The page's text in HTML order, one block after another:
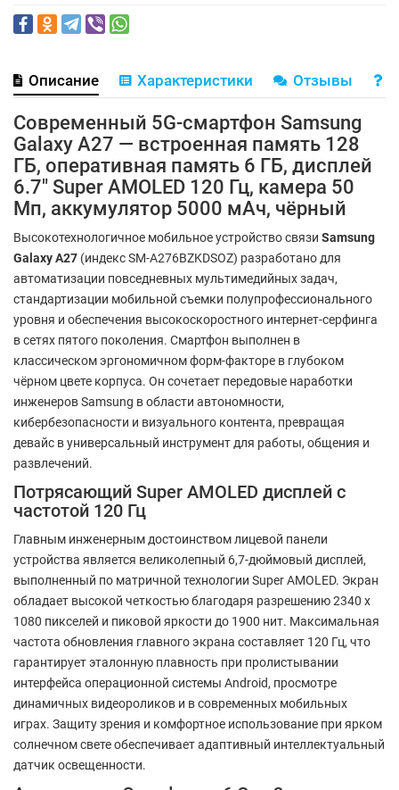
Описание Характеристики Отзывы
Современный 5G-смартфон Samsung
Galaxy A27 — встроенная память 128
ГБ, оперативная память 6 ГБ, дисплей
6.7" Super AMOLED 120 Гц, камера 50
Мп, аккумулятор 5000 мАч, чёрный
Высокотехнологичное мобильное устройство связи Samsung
Galaxy A27 (индекс SM-A276BZKDSOZ) разработано для
автоматизации повседневных мультимедийных задач,
стандартизации мобильной съемки полупрофессионального
уровня и обеспечения высокоскоростного интернет-серфинга
в сетях пятого поколения. Смартфон выполнен в
классическом эргономичном форм-факторе в глубоком
чёрном цвете корпуса. Он сочетает передовые наработки
инженеров Samsung в области автономности,
кибербезопасности и визуального контента, превращая
девайс в универсальный инструмент для работы, общения и
развлечений.
Потрясающий Super AMOLED дисплей с
частотой 120 Гц
Главным инженерным достоинством лицевой панели
устройства является великолепный 6,7-дюймовый дисплей,
выполненный по матричной технологии Super AMOLED. Экран
обладает высокой четкостью благодаря разрешению 2340 x
1080 пикселей и пиковой яркости до 1900 нит. Максимальная
частота обновления главного экрана составляет 120 Гц, что
гарантирует эталонную плавность при пролистывании
интерфейса операционной системы Android, просмотре
динамичных видеороликов и в современных мобильных
играх. Защиту зрения и комфортное использование при ярком
солнечном свете обеспечивает адаптивный интеллектуальный
датчик освещенности.